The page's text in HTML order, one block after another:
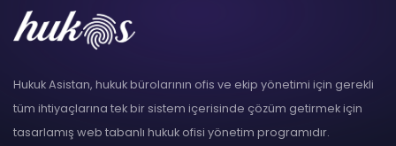
Hukuk Asistan, hukuk bürolarının ofis ve ekip yönetimi için gerekli
tüm ihtiyaçlarına tek bir sistem içerisinde çözüm getirmek için
tasarlamış web tabanlı hukuk ofisi yönetim programıdır.